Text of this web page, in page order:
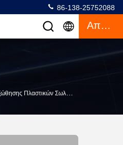
86-138-25752088
Απόσπασμα
Πλαστικών Σωλήνα